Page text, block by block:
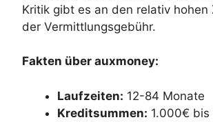
Kritik gibt es an den relativ hohen
der Vermittlungsgebühr.
Fakten über auxmoney:
Laufzeiten: 12-84 Monate
Kreditsummen: 1.000€